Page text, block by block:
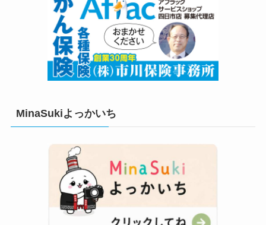
MinaSukiよっかいち